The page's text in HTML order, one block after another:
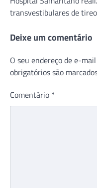
de
Post
transvestibulares de
Deixe um comentário
O seu endereço de e-
obrigatórios são
Comentário *